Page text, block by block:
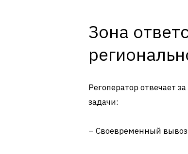
Зона
Регоператор отвечает
задачи:
– Своевременный вывоз